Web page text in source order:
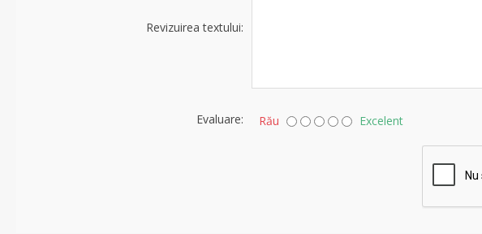
Revizuirea textului:
Evaluare: Rău Excelent